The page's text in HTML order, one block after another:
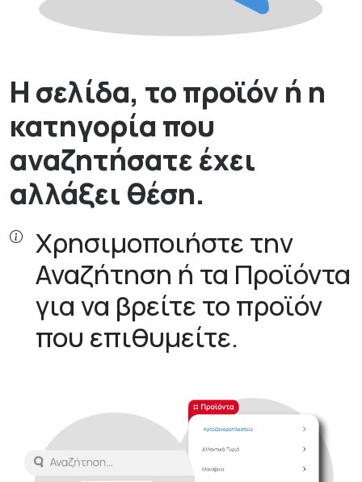
Η σελίδα, το προϊόν ή η
κατηγορία που
αναζητήσατε έχει
αλλάξει θέση.
Χρησιμοποιήστε την
Αναζήτηση ή τα Προϊόντα
για να βρείτε το προϊόν
που επιθυμείτε.